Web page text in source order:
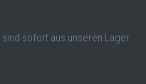
sofort aus unseren Lager